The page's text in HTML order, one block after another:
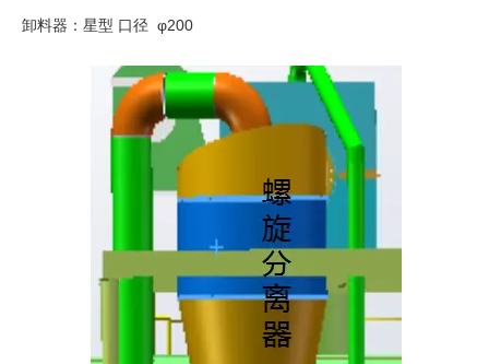
卸料器：星型 口径 φ200